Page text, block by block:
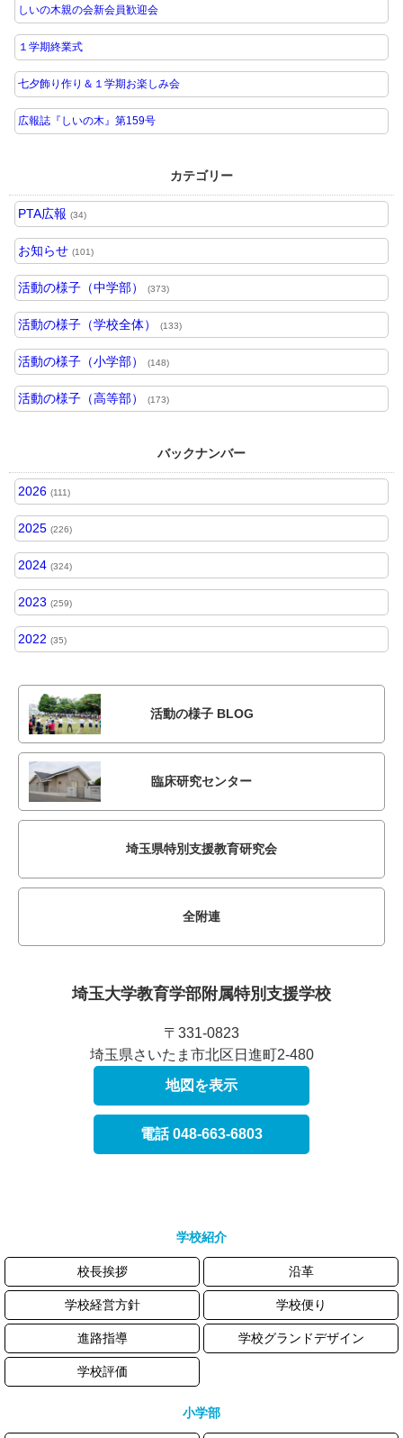
しいの木親の会新会員歓迎会
１学期終業式
七夕飾り作り＆１学期お楽しみ会
広報誌『しいの木』第159号
カテゴリー
PTA広報 (34)
お知らせ (101)
活動の様子（中学部） (373)
活動の様子（学校全体） (133)
活動の様子（小学部） (148)
活動の様子（高等部） (173)
バックナンバー
2026 (111)
2025 (226)
2024 (324)
2023 (259)
2022 (35)
活動の様子 BLOG
臨床研究センター
埼玉県特別支援教育研究会
全附連
埼玉大学教育学部附属特別支援学校
〒331-0823
埼玉県さいたま市北区日進町2-480
地図を表示
電話 048-663-6803
学校紹介
校長挨拶 沿革
学校経営方針 学校便り
進路指導 学校グランドデザイン
学校評価
小学部